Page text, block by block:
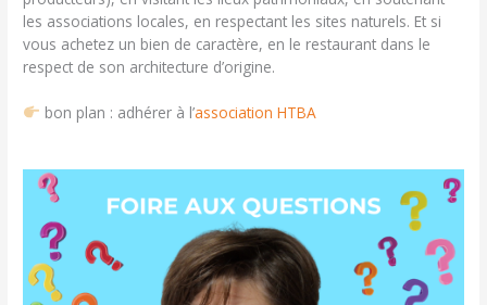
les associations locales, en respectant les sites naturels. Et si
vous achetez un bien de caractère, en le restaurant dans le
respect de son architecture d’origine.
bon plan : adhérer à l’association HTBA